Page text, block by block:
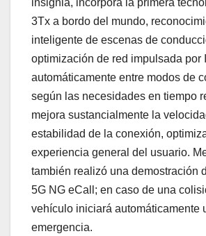
3Tx a bordo del mundo,
inteligente de escenas de
optimización de red impulsada por
automáticamente entre modos de
según las necesidades en tiempo
mejora sustancialmente la
estabilidad de la conexión,
experiencia general del usuario.
también realizó una demostración
5G NG eCall; en caso de una
vehículo iniciará automáticamente
emergencia.